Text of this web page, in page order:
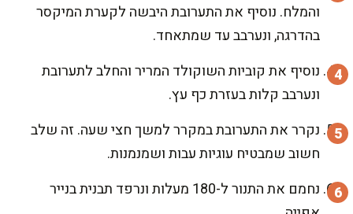
והמלח. נוסיף את התערובת היבשה לקערת המיקסר
בהדרגה, ונערבב עד שמתאחד.
נוסיף את קוביות השוקולד המריר והחלב לתערובת
ונערבב קלות בעזרת כף עץ.
נקרר את התערובת במקרר למשך חצי שעה. זה שלב
חשוב שמבטיח עוגיות עבות ושמנמנות.
נחמם את התנור ל-180 מעלות ונרפד תבנית בנייר